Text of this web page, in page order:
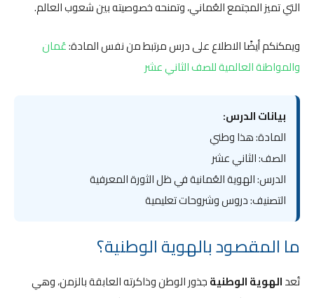
التي تميز المجتمع العُماني، وتمنحه خصوصيته بين شعوب العالم.
ويمكنكم أيضًا الاطلاع على درس مرتبط من نفس المادة:عُمان
والمواطنة العالمية للصف الثاني عشر
بيانات الدرس:
المادة: هذا وطني
الصف: الثاني عشر
الدرس: الهوية العُمانية في ظل الثورة المعرفية
التصنيف: دروس وشروحات تعليمية
ما المقصود بالهوية الوطنية؟
تُعدالهوية الوطنيةجذور الوطن وذاكرته العابقة بالزمن، وهي